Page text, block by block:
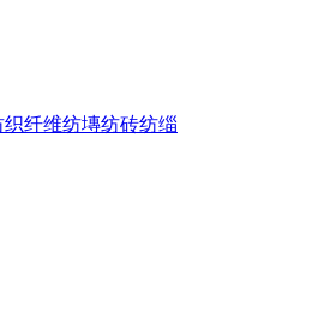
织纤维纺塼纺砖纺缁